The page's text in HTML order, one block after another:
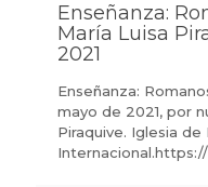
Enseñanza:
María Luisa
2021
Enseñanza:
mayo de 2021, por
Piraquive. Iglesia